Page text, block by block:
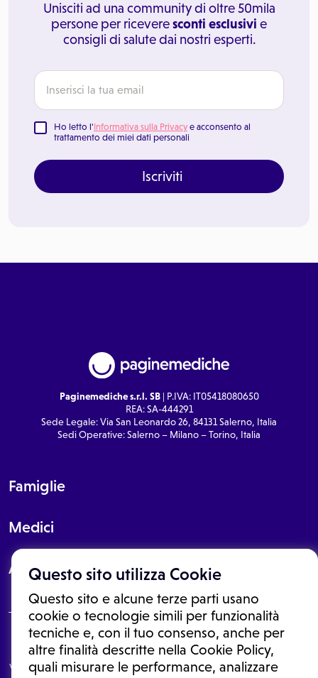
Questo sito utilizza Cookie
Questo sito e alcune terze parti usano
cookie o tecnologie simili per funzionalità
tecniche e, con il tuo consenso, anche per
altre finalità descritte nella Cookie Policy,
quali misurare le performance, analizzare
Unisciti ad una community di oltre 50mila
persone per riceveresconti esclusivi e
consigli di salute dai nostri esperti.
Ho letto l'Informativa sulla Privacy e acconsento al
trattamento dei miei dati personali
Iscriviti
Paginemediche s.r.l. SB| P.IVA: IT05418080650
REA: SA-444291
Sede Legale: Via San Leonardo 26, 84131 Salerno, Italia
Sedi Operative: Salerno – Milano – Torino, Italia
Famiglie
Medici
About
Le informazioni proposte in questo sito non sono un consulto medico.
In nessun caso, queste informazioni sostituiscono un consulto, una
visita o una diagnosi formulata dal medico. Non si devono considerare